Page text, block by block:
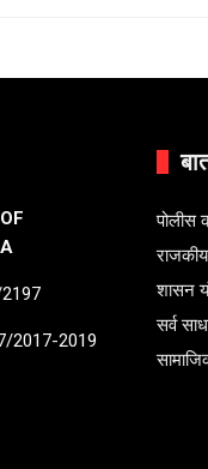
2017-2019
पोलीस
राजकीय
शासन
सर्व